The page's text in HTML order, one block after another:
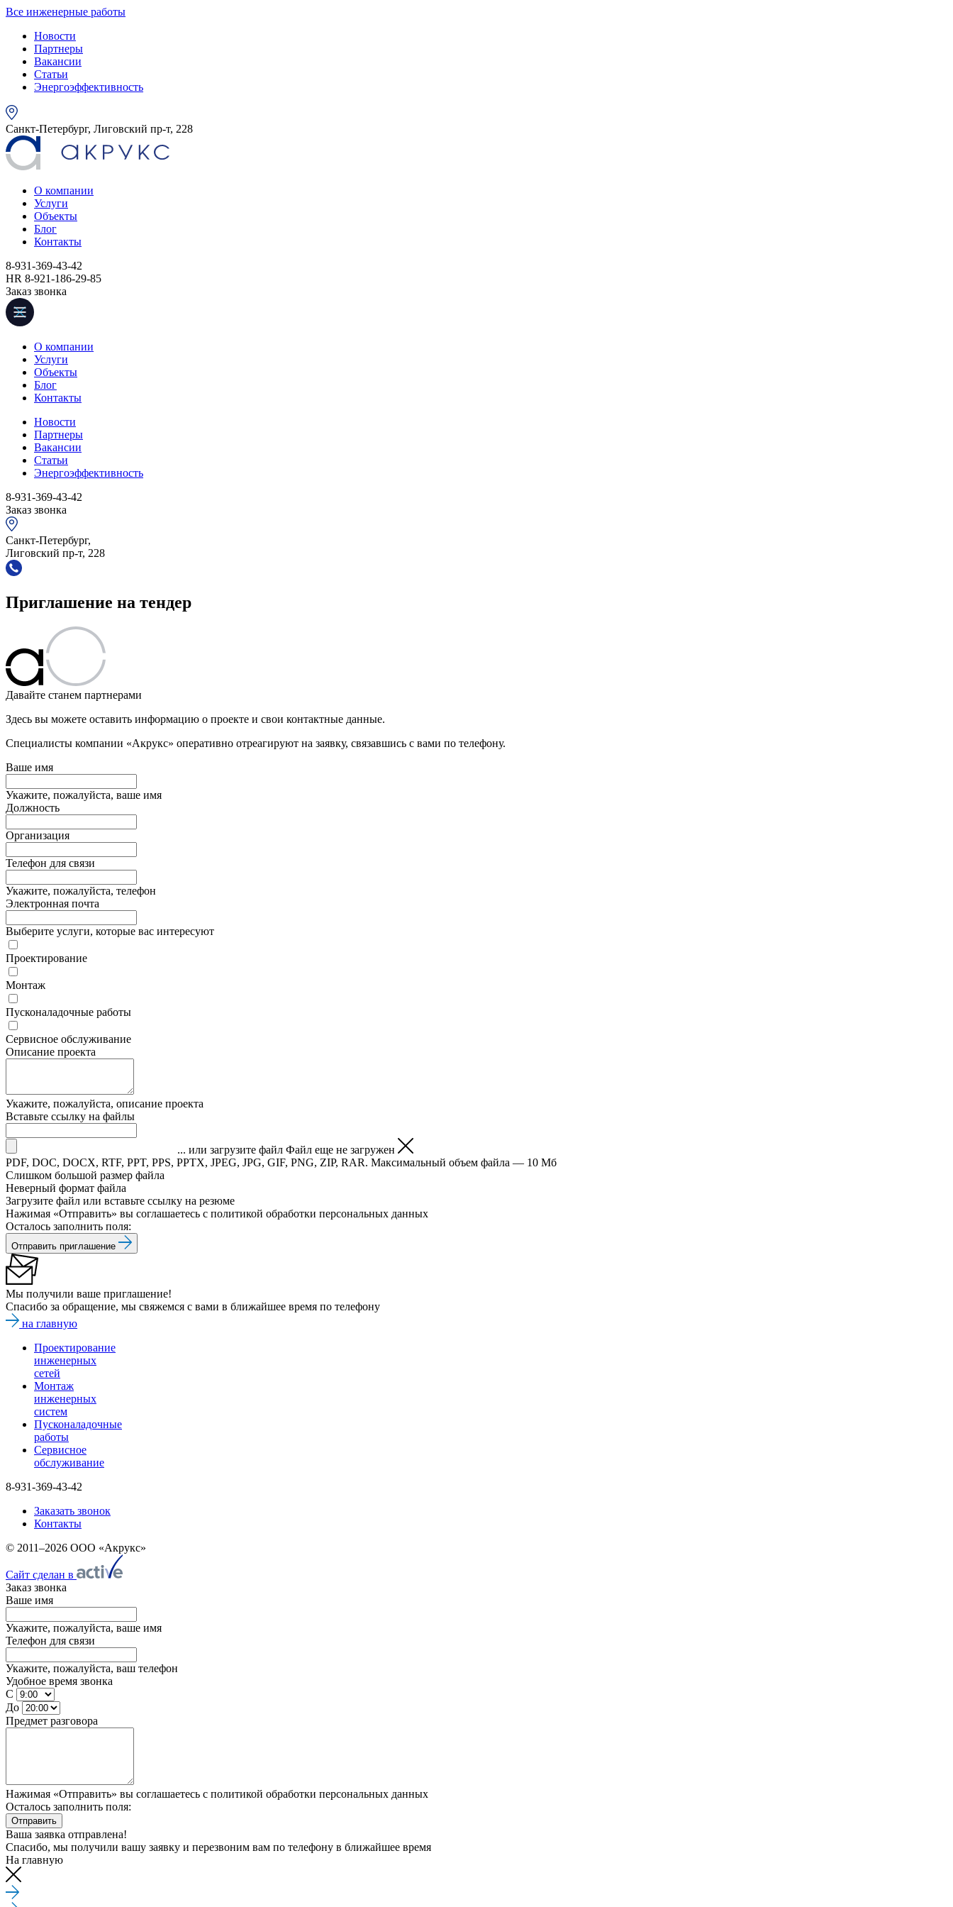
Все инженерные работы
Новости
Партнеры
Вакансии
Статьи
Энергоэффективность
Санкт-Петербург, Лиговский пр-т, 228
О компании
Услуги
Объекты
Блог
Контакты
8-931-369-43-42
HR 8-921-186-29-85
Заказ звонка
О компании
Услуги
Объекты
Блог
Контакты
Новости
Партнеры
Вакансии
Статьи
Энергоэффективность
8-931-369-43-42
Заказ звонка
Санкт-Петербург,
Лиговский пр-т, 228
Приглашение на тендер
Давайте станем партнерами
Здесь вы можете оставить информацию о проекте и свои контактные данные.
Специалисты компании «Акрукс» оперативно отреагируют на заявку, связавшись с вами по телефону.
Ваше имя
Укажите, пожалуйста, ваше имя
Должность
Организация
Телефон для связи
Укажите, пожалуйста, телефон
Электронная почта
Выберите услуги, которые вас интересуют
Проектирование
Монтаж
Пусконаладочные работы
Сервисное обслуживание
Описание проекта
Укажите, пожалуйста, описание проекта
Вставьте ссылку на файлы
... или загрузите файл Файл еще не загружен
PDF, DOC, DOCX, RTF, PPT, PPS, PPTX, JPEG, JPG, GIF, PNG, ZIP, RAR. Максимальный объем файла — 10 Мб
Слишком большой размер файла
Неверный формат файла
Загрузите файл или вставьте ссылку на резюме
Нажимая «Отправить» вы соглашаетесь с политикой обработки персональных данных
Осталось заполнить поля:
Отправить приглашение
Мы получили ваше приглашение!
Спасибо за обращение, мы свяжемся с вами в ближайшее время по телефону
на главную
Проектирование
инженерных
сетей
Монтаж
инженерных
систем
Пусконаладочные
работы
Сервисное
обслуживание
8-931-369-43-42
Заказать звонок
Контакты
© 2011–2026 ООО «Акрукс»
Сайт сделан в
Заказ звонка
Ваше имя
Укажите, пожалуйста, ваше имя
Телефон для связи
Укажите, пожалуйста, ваш телефон
Удобное время звонка
С
До
Предмет разговора
Нажимая «Отправить» вы соглашаетесь с политикой обработки персональных данных
Осталось заполнить поля:
Отправить
Ваша заявка отправлена!
Спасибо, мы получили вашу заявку и перезвоним вам по телефону в ближайшее время
На главную